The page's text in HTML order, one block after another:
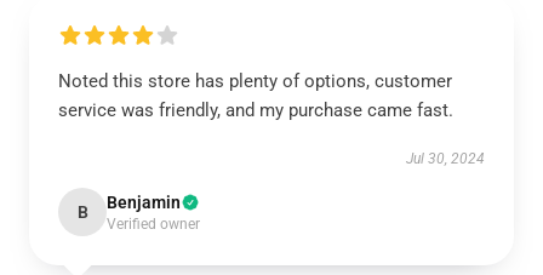
Noted this store has plenty of options, customer
service was friendly, and my purchase came fast.
Jul 30, 2024
B Benjamin
Verified owner